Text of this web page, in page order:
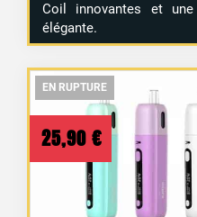
Coil innovantes et
élégante.
EN RUPTURE
EN RUPTURE
25,90 €
EN RUPTURE